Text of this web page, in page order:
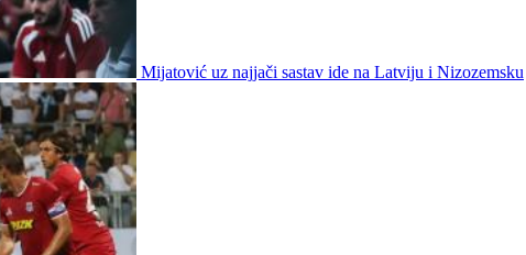
Mijatović uz najjači sastav ide na Latviju i Nizozemsku